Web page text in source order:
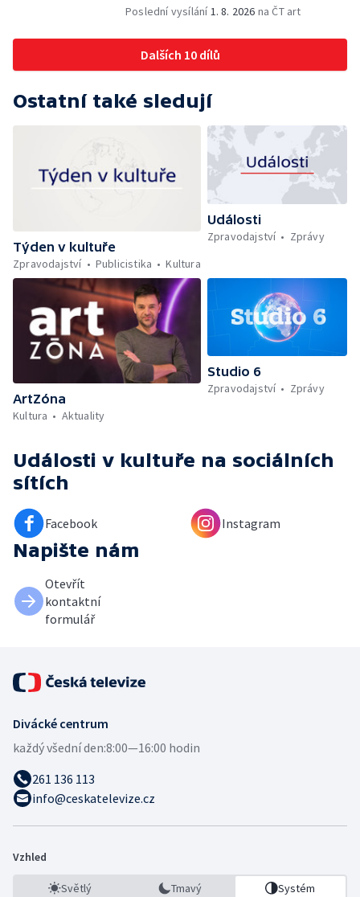
zprávy z kultury — Začíná Jiráskův Hronov —
Poslední vysílání1. 8. 2026 na ČT art
Dalších 10 dílů
Ostatní také sledují
Týden v kultuře
Zpravodajství
Publicistika Kultura
Události
Zpravodajství
Zprávy
ArtZóna
Kultura
Aktuality
Studio 6
Zpravodajství
Zprávy
Události v kultuře na sociálních
sítích
Facebook Instagram
Napište nám
Otevřít
kontaktní
formulář
Divácké centrum
každý všední den:8:00—16:00 hodin
261 136 113
info@ceskatelevize.cz
Vzhled
Světlý Tmavý Systém